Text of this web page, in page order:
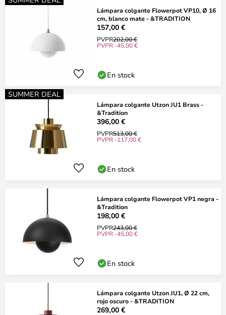
Lámpara colgante Flowerpot VP10, Ø 16
cm, blanco mate - &TRADITION
157,00 €
PVPR202,00 €
PVPR -45,00 €
En stock
SUMMER DEAL
Lámpara colgante Utzon JU1 Brass -
&Tradition
396,00 €
PVPR513,00 €
PVPR -117,00 €
En stock
Lámpara colgante Flowerpot VP1 negra -
&Tradition
198,00 €
PVPR243,00 €
PVPR -45,00 €
En stock
Lámpara colgante Utzon JU1, Ø 22 cm,
rojo oscuro - &TRADITION
269,00 €